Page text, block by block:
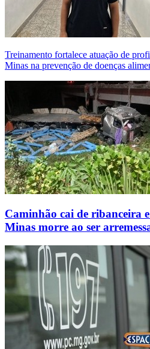
Treinamento fortalece atuação de
Minas na prevenção de doenças
Caminhão cai de ribanceira
Minas morre ao ser